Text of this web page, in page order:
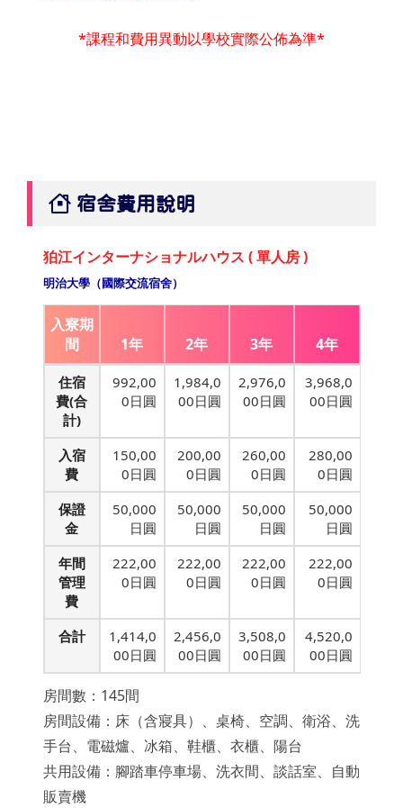
*課程和費用異動以學校實際公佈為準*
宿舍費用說明
狛江インターナショナルハウス ( 單人房 )
明治大學（國際交流宿舍）
入寮期
間
1年 2年 3年 4年
住宿
費(合
計)
992,00
0日圓
1,984,0
00日圓
2,976,0
00日圓
3,968,0
00日圓
入宿
費
150,00
0日圓
200,00
0日圓
260,00
0日圓
280,00
0日圓
保證
金
50,000
日圓
50,000
日圓
50,000
日圓
50,000
日圓
年間
管理
費
222,00
0日圓
222,00
0日圓
222,00
0日圓
222,00
0日圓
合計
1,414,0
00日圓
2,456,0
00日圓
3,508,0
00日圓
4,520,0
00日圓
房間數：145間
房間設備：床（含寢具）、桌椅、空調、衛浴、洗
手台、電磁爐、冰箱、鞋櫃、衣櫃、陽台
共用設備：腳踏車停車場、洗衣間、談話室、自動
販賣機